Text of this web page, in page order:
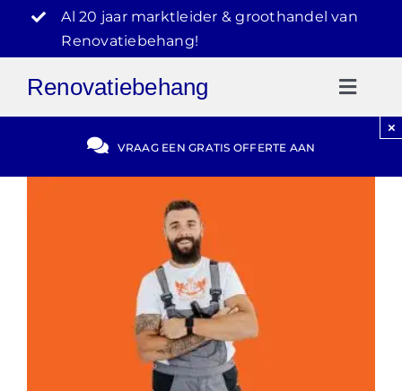
inhoud
Al 20 jaar marktleider & groothandel van
Renovatiebehang!
Renovatiebehang
Gratis Offerte
VRAAG EEN GRATIS OFFERTE AAN
×